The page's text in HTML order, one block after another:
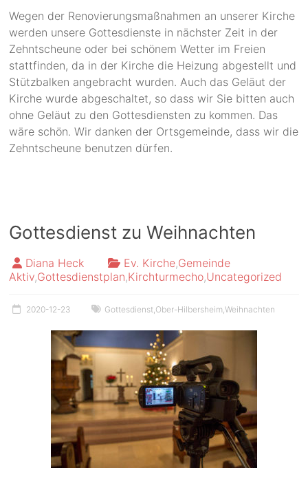
Wegen der Renovierungsmaßnahmen an unserer Kirche
werden unsere Gottesdienste in nächster Zeit in der
Zehntscheune oder bei schönem Wetter im Freien
stattfinden, da in der Kirche die Heizung abgestellt und
Stützbalken angebracht wurden. Auch das Geläut der
Kirche wurde abgeschaltet, so dass wir Sie bitten auch
ohne Geläut zu den Gottesdiensten zu kommen. Das
wäre schön. Wir danken der Ortsgemeinde, dass wir die
Zehntscheune benutzen dürfen.
Gottesdienst zu Weihnachten
Diana Heck Ev. Kirche,Gemeinde
Aktiv,Gottesdienstplan,Kirchturmecho,Uncategorized
2020-12-23 Gottesdienst Ober-Hilbersheim ,Weihnachten